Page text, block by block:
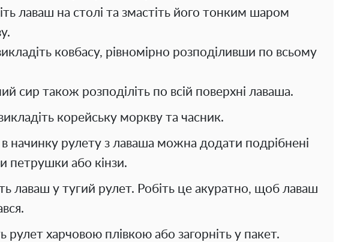
лаваш на столі та змастіть його тонким шаром
ковбасу, рівномірно розподіливши по всьому
сир також розподіліть по всій поверхні лаваша.
корейську моркву та часник.
в начинку рулету з лаваша можна додати подрібнені
петрушки або кінзи.
лаваш у тугий рулет. Робіть це акуратно, щоб лаваш
рулет харчовою плівкою або загорніть у пакет.